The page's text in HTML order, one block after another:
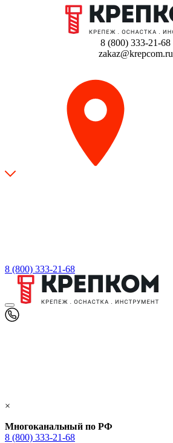
8 (800) 333-21-68
zakaz@krepcom.ru
8 (800) 333-21-68
×
Многоканальный по РФ
8 (800) 333‑21-68